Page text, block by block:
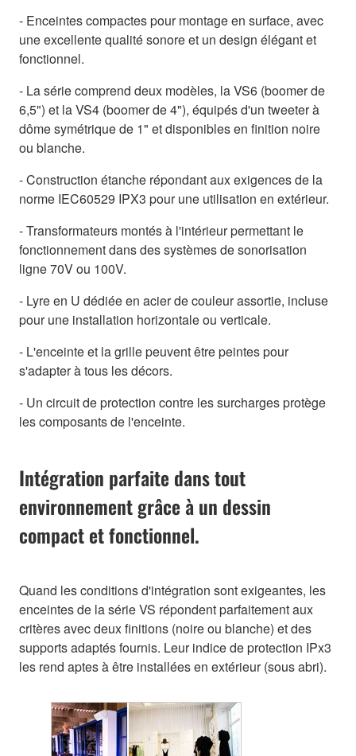
- Enceintes compactes pour montage en surface, avec
une excellente qualité sonore et un design élégant et
fonctionnel.
- La série comprend deux modèles, la VS6 (boomer de
6,5") et la VS4 (boomer de 4"), équipés d'un tweeter à
dôme symétrique de 1" et disponibles en finition noire
ou blanche.
- Construction étanche répondant aux exigences de la
norme IEC60529 IPX3 pour une utilisation en extérieur.
- Transformateurs montés à l'intérieur permettant le
fonctionnement dans des systèmes de sonorisation
ligne 70V ou 100V.
- Lyre en U dédiée en acier de couleur assortie, incluse
pour une installation horizontale ou verticale.
- L'enceinte et la grille peuvent être peintes pour
s'adapter à tous les décors.
- Un circuit de protection contre les surcharges protège
les composants de l'enceinte.
Intégration parfaite dans tout
environnement grâce à un dessin
compact et fonctionnel.
Quand les conditions d'intégration sont exigeantes, les
enceintes de la série VS répondent parfaitement aux
critères avec deux finitions (noire ou blanche) et des
supports adaptés fournis. Leur indice de protection IPx3
les rend aptes à être installées en extérieur (sous abri).